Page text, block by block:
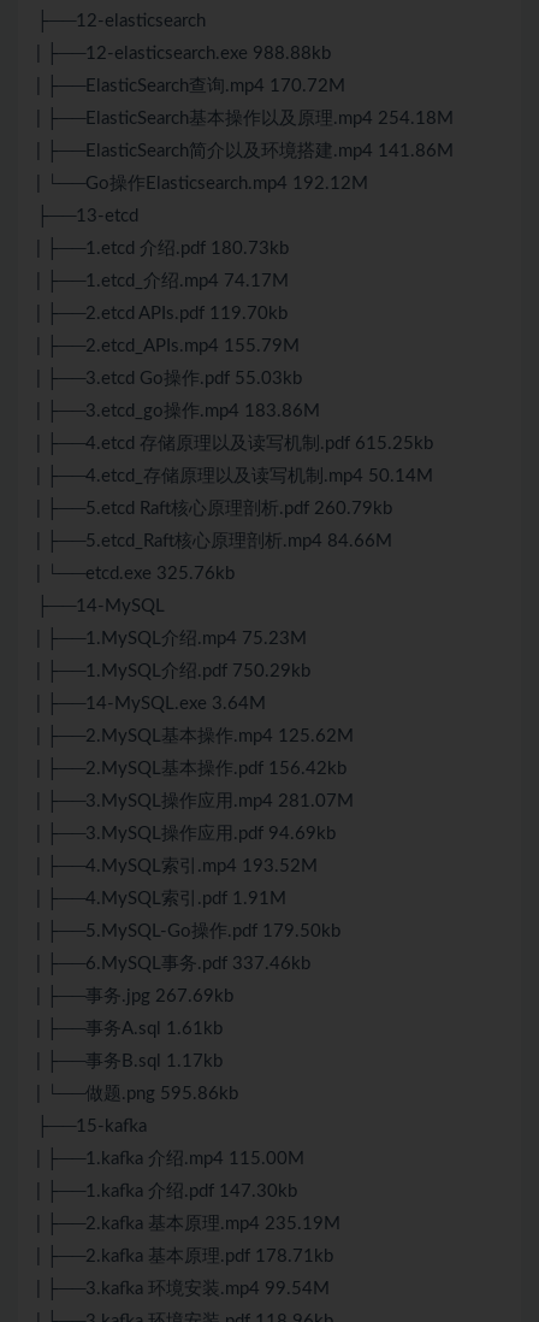
├──12-elasticsearch
| ├──12-elasticsearch.exe 988.88kb
| ├──ElasticSearch查询.mp4 170.72M
| ├──ElasticSearch基本操作以及原理.mp4 254.18M
| ├──ElasticSearch简介以及环境搭建.mp4 141.86M
| └──Go操作Elasticsearch.mp4 192.12M
├──13-etcd
| ├──1.etcd 介绍.pdf 180.73kb
| ├──1.etcd_介绍.mp4 74.17M
| ├──2.etcd APIs.pdf 119.70kb
| ├──2.etcd_APIs.mp4 155.79M
| ├──3.etcd Go操作.pdf 55.03kb
| ├──3.etcd_go操作.mp4 183.86M
| ├──4.etcd 存储原理以及读写机制.pdf 615.25kb
| ├──4.etcd_存储原理以及读写机制.mp4 50.14M
| ├──5.etcd Raft核心原理剖析.pdf 260.79kb
| ├──5.etcd_Raft核心原理剖析.mp4 84.66M
| └──etcd.exe 325.76kb
├──14-MySQL
| ├──1.MySQL介绍.mp4 75.23M
| ├──1.MySQL介绍.pdf 750.29kb
| ├──14-MySQL.exe 3.64M
| ├──2.MySQL基本操作.mp4 125.62M
| ├──2.MySQL基本操作.pdf 156.42kb
| ├──3.MySQL操作应用.mp4 281.07M
| ├──3.MySQL操作应用.pdf 94.69kb
| ├──4.MySQL索引.mp4 193.52M
| ├──4.MySQL索引.pdf 1.91M
| ├──5.MySQL-Go操作.pdf 179.50kb
| ├──6.MySQL事务.pdf 337.46kb
| ├──事务.jpg 267.69kb
| ├──事务A.sql 1.61kb
| ├──事务B.sql 1.17kb
| └──做题.png 595.86kb
├──15-kafka
| ├──1.kafka 介绍.mp4 115.00M
| ├──1.kafka 介绍.pdf 147.30kb
| ├──2.kafka 基本原理.mp4 235.19M
| ├──2.kafka 基本原理.pdf 178.71kb
| ├──3.kafka 环境安装.mp4 99.54M